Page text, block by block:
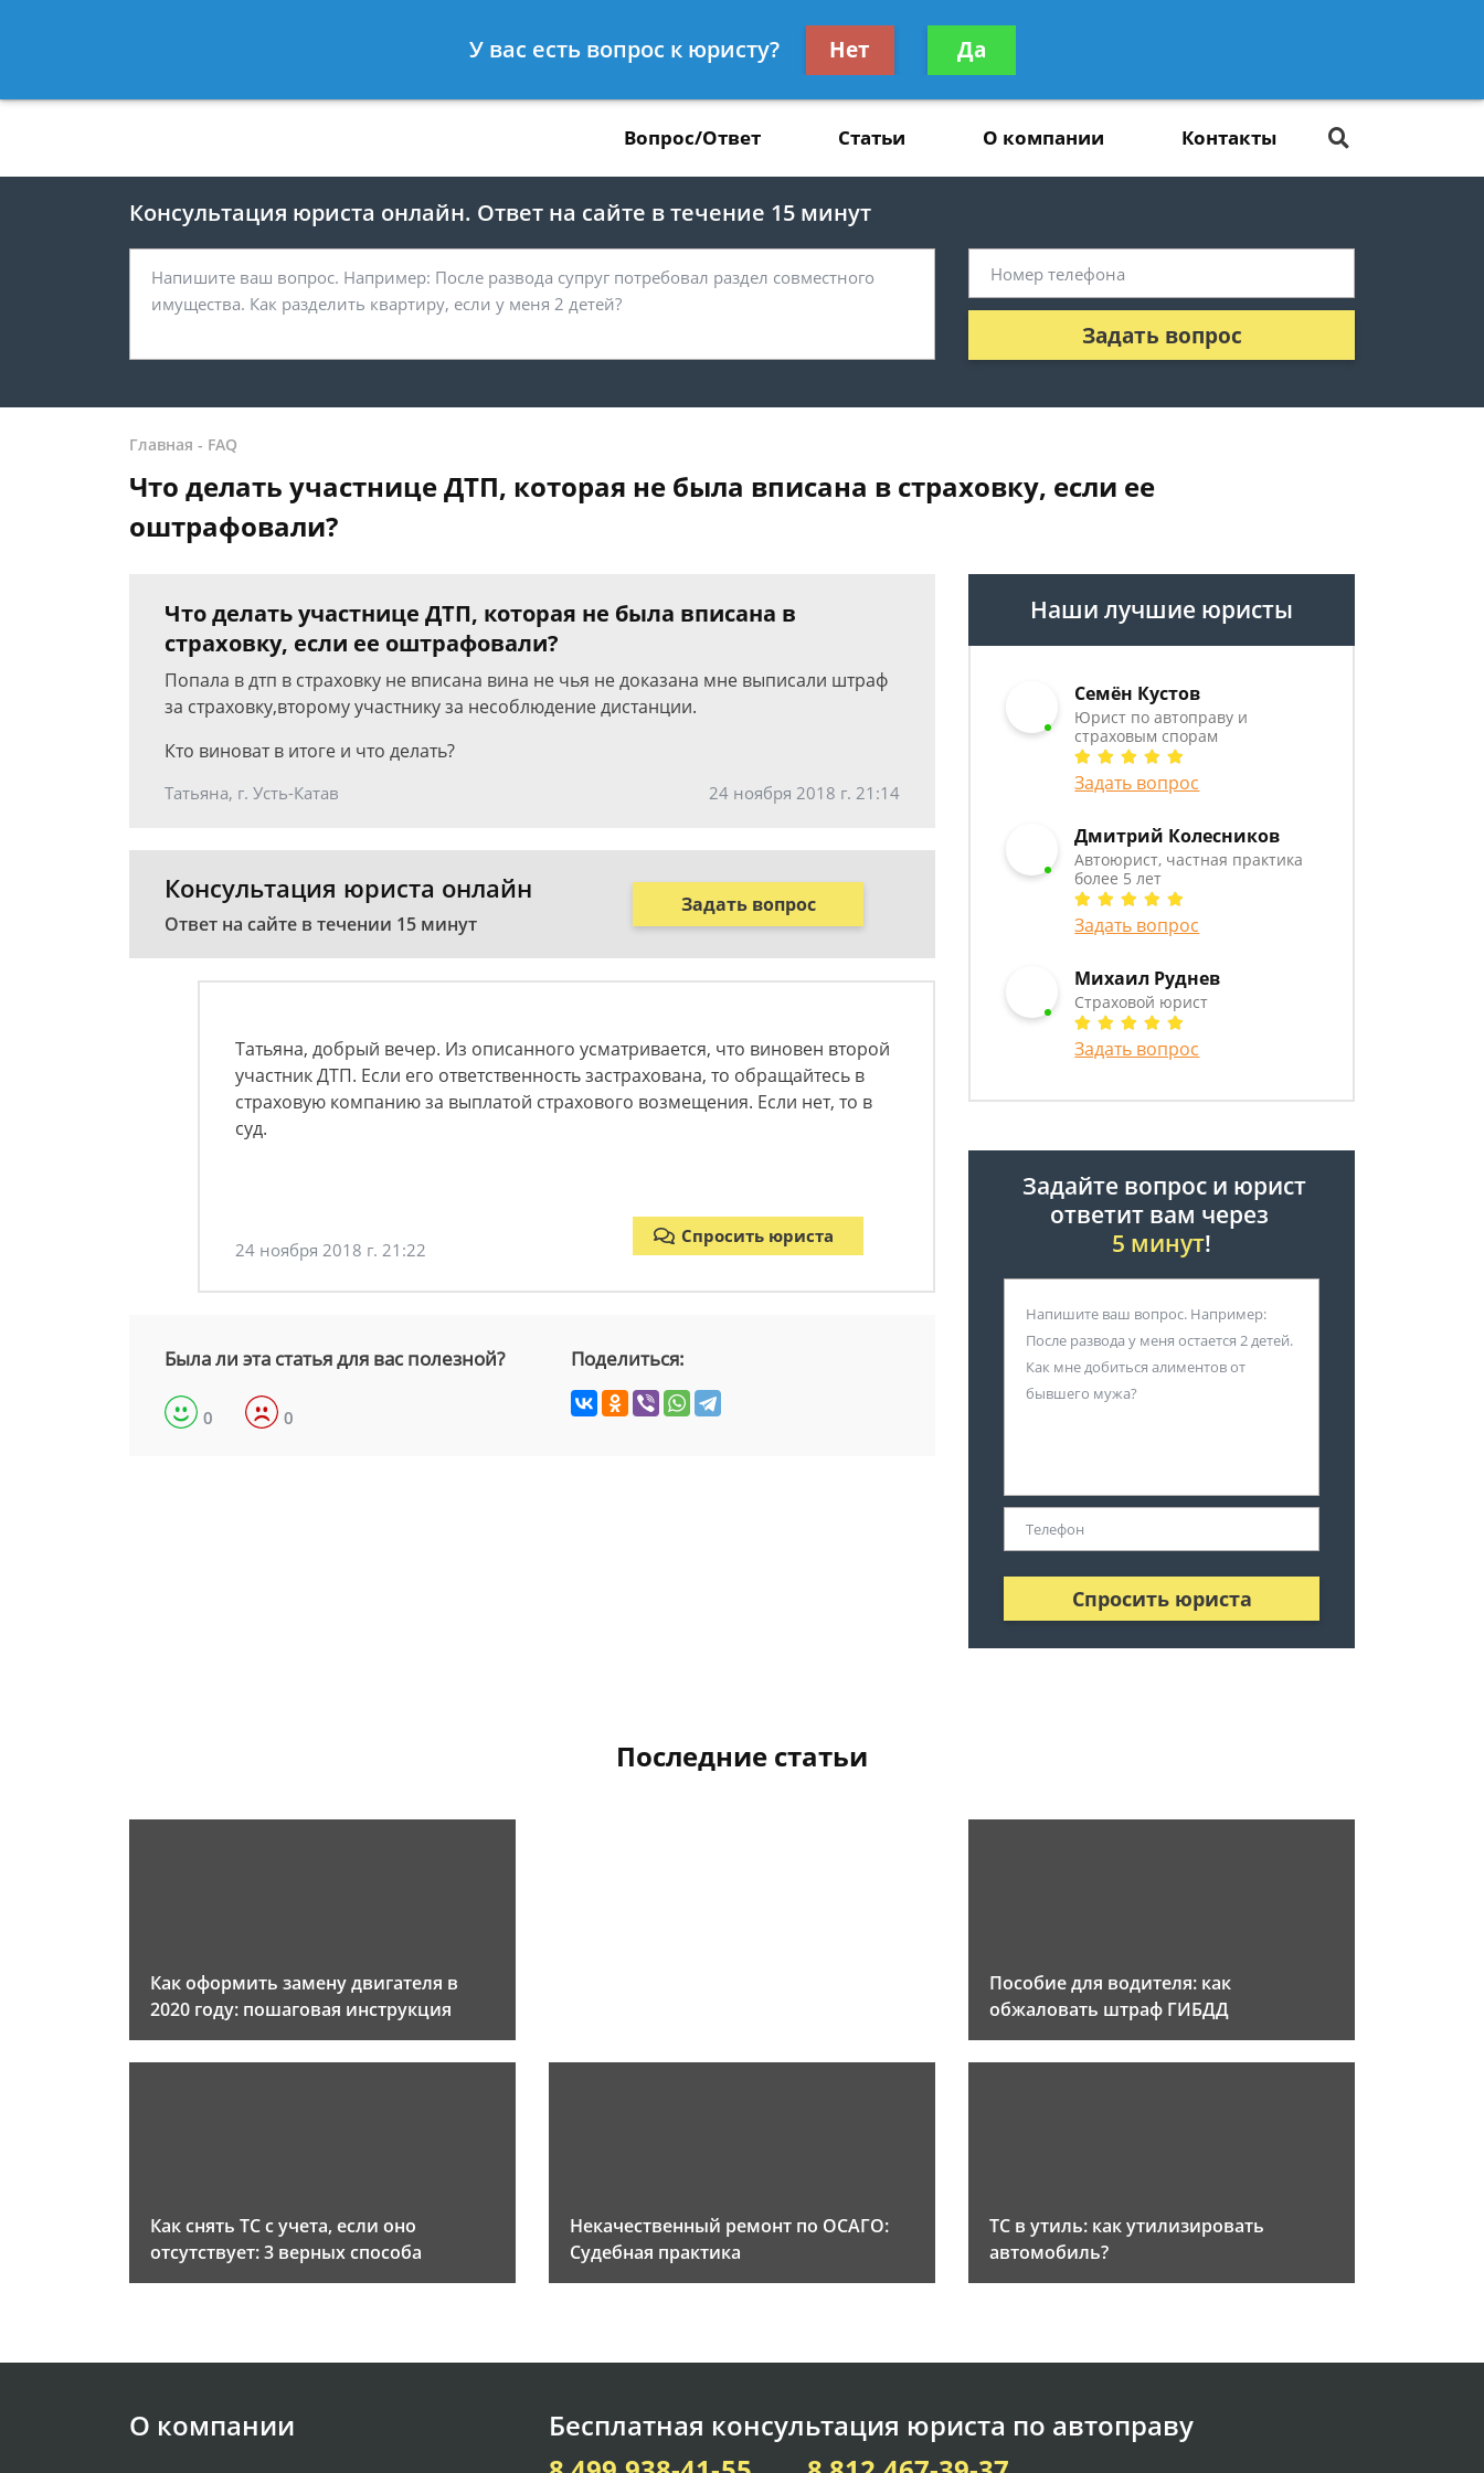
8 812 467-39-37
Получите консультацию
бесплатно
Вопрос/Ответ Статьи О компании Контакты
Консультация юриста онлайн. Ответ на сайте в течение 15 минут
Задать вопрос
Главная - FAQ
Что делать участнице ДТП, которая не была вписана в страховку, если ее
оштрафовали?
Что делать участнице ДТП, которая не была вписана в
страховку, если ее оштрафовали?
Попала в дтп в страховку не вписана вина не чья не доказана мне выписали штраф
за страховку,второму участнику за несоблюдение дистанции.
Кто виноват в итоге и что делать?
Татьяна, г. Усть-Катав 24 ноября 2018 г. 21:14
Консультация юриста онлайн
Ответ на сайте в течении 15 минут
Задать вопрос
Татьяна, добрый вечер. Из описанного усматривается, что виновен второй
участник ДТП. Если его ответственность застрахована, то обращайтесь в
страховую компанию за выплатой страхового возмещения. Если нет, то в
суд.
24 ноября 2018 г. 21:22
Спросить юриста
Была ли эта статья для вас полезной?
0 0
Поделиться:
Наши лучшие юристы
Семён Кустов
Юрист по автоправу и
страховым спорам
Задать вопрос
Дмитрий Колесников
Автоюрист, частная практика
более 5 лет
Задать вопрос
Михаил Руднев
Страховой юрист
Задать вопрос
Задайте вопрос и юрист
ответит вам через
5 минут!
Спросить юриста
Последние статьи
Как оформить замену двигателя в
2020 году: пошаговая инструкция
Пособие для водителя: как
обжаловать штраф ГИБДД
Как снять ТС с учета, если оно
отсутствует: 3 верных способа
Некачественный ремонт по ОСАГО:
Судебная практика
ТС в утиль: как утилизировать
автомобиль?
О компании
Бесплатная консультация юриста по автоправу
У вас есть вопрос к юристу? Нет Да